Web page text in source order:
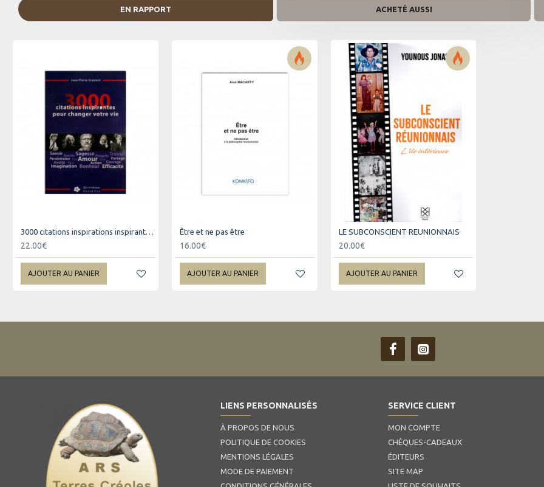
consciemment son histoire intérieure, libérant ainsi ce potentiel longtemps enfoui. Car
la vraie liberté commence toujours par la
reconquête du monde intérieur
EN RAPPORT ACHETÉ AUSSI
3000 citations inspirations inspirantes pour changer votre vie
22.00€
AJOUTER AU PANIER
Être et ne pas être
16.00€
AJOUTER AU PANIER
LE SUBCONSCIENT REUNIONNAIS
20.00€
AJOUTER AU PANIER
LIENS PERSONNALISÉS
À PROPOS DE NOUS
POLITIQUE DE COOKIES
MENTIONS LÉGALES
MODE DE PAIEMENT
SERVICE CLIENT
MON COMPTE
CHÈQUES-CADEAUX
ÉDITEURS
SITE MAP